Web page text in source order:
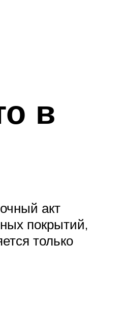
в
акт
покрытий,
только